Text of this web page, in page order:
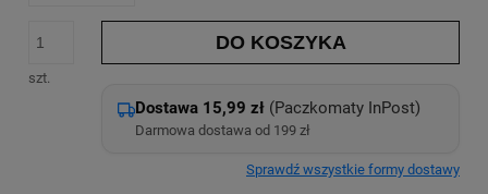
szt.
DO KOSZYKA
Dostawa 15,99 zł (Paczkomaty InPost)
Darmowa dostawa od 199 zł
Sprawdź wszystkie formy dostawy